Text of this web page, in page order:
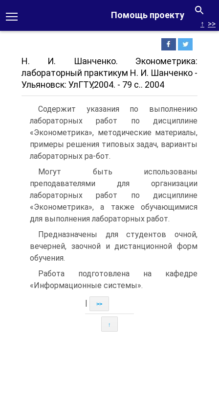
Помощь проекту
↑ >>
Н. И. Шанченко. Эконометрика:
лабораторный практикум Н. И. Шанченко -
Ульяновск: УлГТУ,2004. - 79 с.. 2004
Содержит указания по выполнению
лабораторных работ по дисциплине
«Эконометрика», методические материалы,
примеры решения типовых задач, варианты
лабораторных ра-бот.
Могут быть использованы
преподавателями для организации
лабораторных работ по дисциплине
«Эконометрика», а также обучающимися
для выполнения лабораторных работ.
Предназначены для студентов очной,
вечерней, заочной и дистанционной форм
обучения.
Работа подготовлена на кафедре
«Информационные системы».
>>
↑